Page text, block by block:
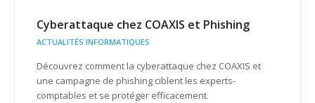
Cyberattaque chez COAXIS et Phishing
ACTUALITÉS INFORMATIQUES
Découvrez comment la cyberattaque chez COAXIS et
une campagne de phishing ciblent les experts-
comptables et se protéger efficacement.